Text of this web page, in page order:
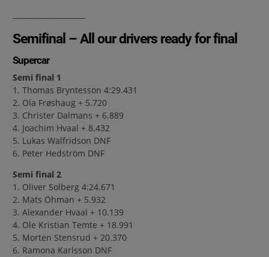
Semifinal – All our drivers ready for final
Supercar
Semi final 1
1. Thomas Bryntesson 4:29.431
2. Ola Frøshaug + 5.720
3. Christer Dalmans + 6.889
4. Joachim Hvaal + 8.432
5. Lukas Walfridson DNF
6. Peter Hedström DNF
Semi final 2
1. Oliver Solberg 4:24.671
2. Mats Öhman + 5.932
3. Alexander Hvaal + 10.139
4. Ole Kristian Temte + 18.991
5. Morten Stensrud + 20.370
6. Ramona Karlsson DNF